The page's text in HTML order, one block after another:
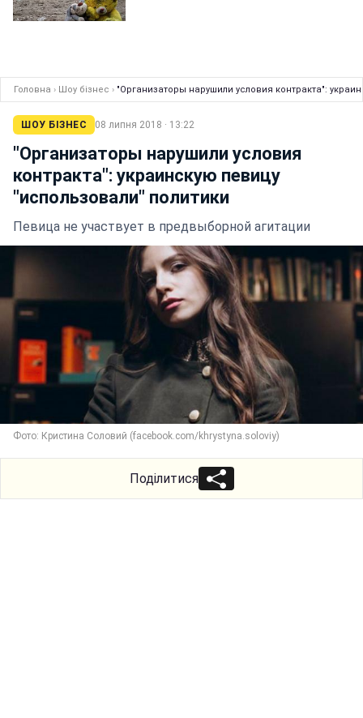
Головна › Шоу бізнес › "Организаторы нарушили условия контракта":
ШОУ БІЗНЕС 08 липня 2018 · 13:22
"Организаторы нарушили условия
контракта": украинскую певицу
"использовали" политики
Певица не участвует в предвыборной агитации
Фото: Кристина Соловий (facebook.com/khrystyna.soloviy)
Поділитися